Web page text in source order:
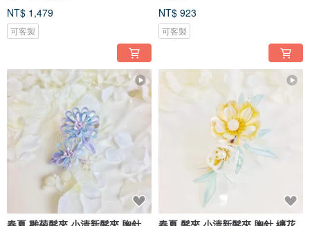
NT$ 1,479
可客製
NT$ 923
可客製